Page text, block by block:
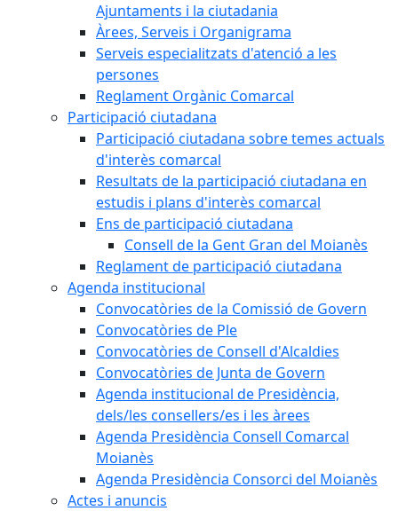
Ajuntaments i la ciutadania
Àrees, Serveis i Organigrama
Serveis especialitzats d'atenció a les
persones
Reglament Orgànic Comarcal
Participació ciutadana
Participació ciutadana sobre temes actuals
d'interès comarcal
Resultats de la participació ciutadana en
estudis i plans d'interès comarcal
Ens de participació ciutadana
Consell de la Gent Gran del Moianès
Reglament de participació ciutadana
Agenda institucional
Convocatòries de la Comissió de Govern
Convocatòries de Ple
Convocatòries de Consell d'Alcaldies
Convocatòries de Junta de Govern
Agenda institucional de Presidència,
dels/les consellers/es i les àrees
Agenda Presidència Consell Comarcal
Moianès
Agenda Presidència Consorci del Moianès
Actes i anuncis